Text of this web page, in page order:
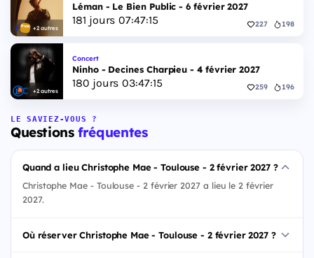
+2 autres
Léman - Le Bien Public - 6 février 2027
181 jours 07:47:14 227 198
+2 autres
Concert
Ninho - Decines Charpieu - 4 février 2027
180 jours 03:47:14 259 196
LE SAVIEZ-VOUS ?
Questionsfréquentes
Quand a lieu Christophe Mae - Toulouse - 2 février 2027 ?
Christophe Mae - Toulouse - 2 février 2027 a lieu le 2 février
2027.
Où réserver Christophe Mae - Toulouse - 2 février 2027 ?